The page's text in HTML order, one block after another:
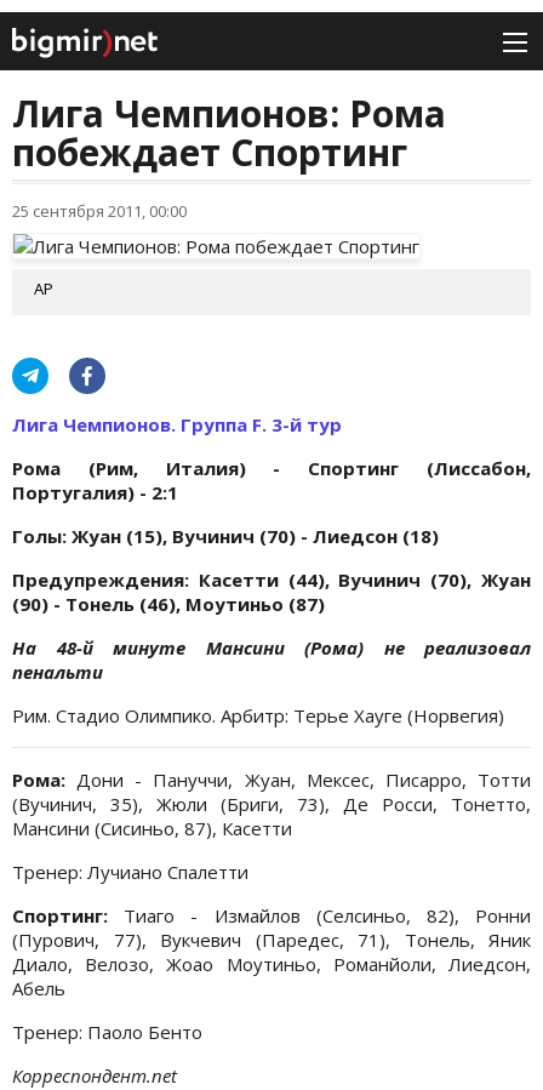
Лига Чемпионов: Рома
побеждает Спортинг
25 сентября 2011, 00:00
АР
Лига Чемпионов. Группа F. 3-й тур
Рома (Рим, Италия) - Спортинг (Лиссабон,
Португалия) - 2:1
Голы: Жуан (15), Вучинич (70) - Лиедсон (18)
Предупреждения: Касетти (44), Вучинич (70), Жуан
(90) - Тонель (46), Моутиньо (87)
На 48-й минуте Мансини (Рома) не реализовал
пенальти
Рим. Стадио Олимпико. Арбитр: Терье Хауге (Норвегия)
Рома: Дони - Пануччи, Жуан, Мексес, Писарро, Тотти
(Вучинич, 35), Жюли (Бриги, 73), Де Росси, Тонетто,
Мансини (Сисиньо, 87), Касетти
Тренер: Лучиано Спалетти
Спортинг: Тиаго - Измайлов (Селсиньо, 82), Ронни
(Пурович, 77), Вукчевич (Паредес, 71), Тонель, Яник
Диало, Велозо, Жоао Моутиньо, Романйоли, Лиедсон,
Абель
Тренер: Паоло Бенто
Корреспондент.net